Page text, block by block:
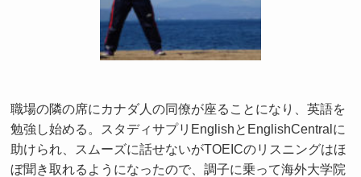
職場の隣の席にカナダ人の同僚が座ることになり、英語を
勉強し始める。スタディサプリEnglishとEnglishCentralに
助けられ、スムーズに話せないがTOEICのリスニングはほ
ぼ聞き取れるようになったので、調子に乗って海外大学院